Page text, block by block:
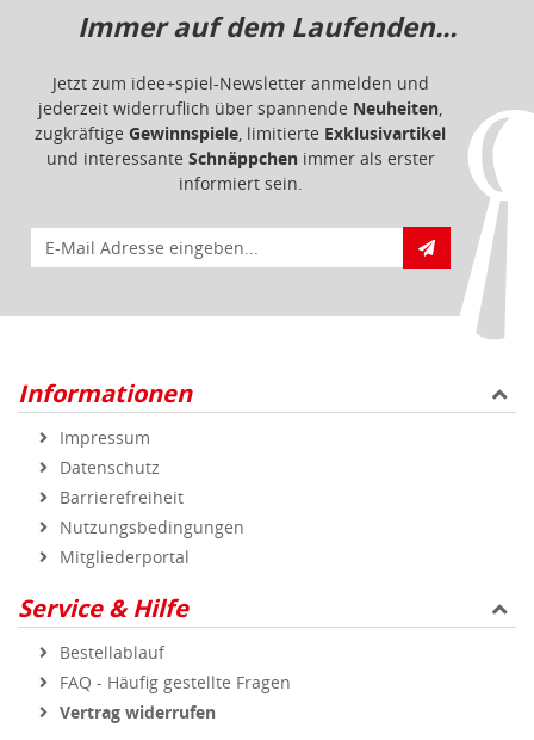
Immer auf dem Laufenden...
Jetzt zum idee+spiel-Newsletter anmelden und
jederzeit widerruflich über spannende Neuheiten,
zugkräftige Gewinnspiele, limitierte Exklusivartikel
und interessante Schnäppchenimmer als erster
informiert sein.
E-Mail für Newsletteranmeldung
Informationen
Impressum
Datenschutz
Barrierefreiheit
Nutzungsbedingungen
Mitgliederportal
Service & Hilfe
Bestellablauf
FAQ - Häufig gestellte Fragen
Vertrag widerrufen